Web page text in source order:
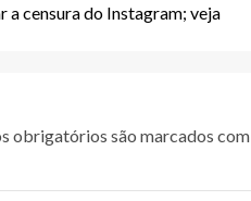
censura do Instagram; veja
obrigatórios são marcados com